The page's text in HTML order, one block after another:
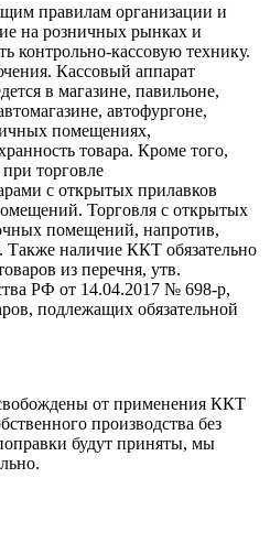
правилам организации и
на розничных рынках и
контрольно-кассовую технику.
Кассовый аппарат
в магазине, павильоне,
автофургоне,
помещениях,
товара. Кроме того,
торговле
с открытых прилавков
Торговля с открытых
помещений, напротив,
наличие ККТ обязательно
из перечня, утв.
РФ от 14.04.2017 № 698-р,
подлежащих обязательной
от применения ККТ
производства без
будут приняты, мы